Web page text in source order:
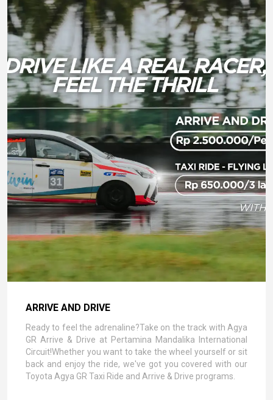
ARRIVE AND DRIVE
Ready to feel the adrenaline?Take on the track with Agya
GR Arrive & Drive at Pertamina Mandalika International
Circuit!Whether you want to take the wheel yourself or sit
back and enjoy the ride, we've got you covered with our
Toyota Agya GR Taxi Ride and Arrive & Drive programs.